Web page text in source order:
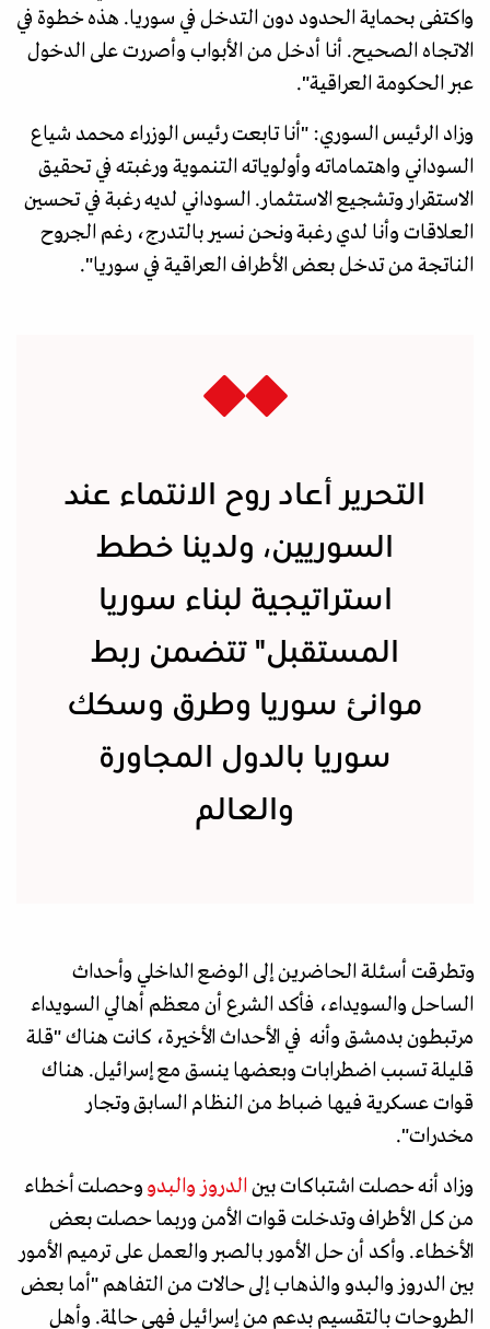
واكتفى بحماية الحدود دون التدخل في سوريا. هذه خطوة في
الاتجاه الصحيح. أنا أدخل من الأبواب وأصررت على الدخول
عبر الحكومة العراقية".
وزاد الرئيس السوري: "أنا تابعت رئيس الوزراء محمد شياع
السوداني واهتماماته وأولوياته التنموية ورغبته في تحقيق
الاستقرار وتشجيع الاستثمار. السوداني لديه رغبة في تحسين
العلاقات وأنا لدي رغبة ونحن نسير بالتدرج، رغم الجروح
الناتجة من تدخل بعض الأطراف العراقية في سوريا".
التحرير أعاد روح الانتماء عند
السوريين، ولدينا خطط
استراتيجية لبناء سوريا
المستقبل" تتضمن ربط
موانئ سوريا وطرق وسكك
سوريا بالدول المجاورة
والعالم
وتطرقت أسئلة الحاضرين إلى الوضع الداخلي وأحداث
الساحل والسويداء، فأكد الشرع أن معظم أهالي السويداء
مرتبطون بدمشق وأنه في الأحداث الأخيرة، كانت هناك "قلة
قليلة تسبب اضطرابات وبعضها ينسق مع إسرائيل. هناك
قوات عسكرية فيها ضباط من النظام السابق وتجار
مخدرات".
وزاد أنه حصلت اشتباكات بين الدروز والبدو وحصلت أخطاء
من كل الأطراف وتدخلت قوات الأمن وربما حصلت بعض
الأخطاء. وأكد أن حل الأمور بالصبر والعمل على ترميم الأمور
بين الدروز والبدو والذهاب إلى حالات من التفاهم "أما بعض
الطروحات بالتقسيم بدعم من إسرائيل فهي حالمة. وأهل